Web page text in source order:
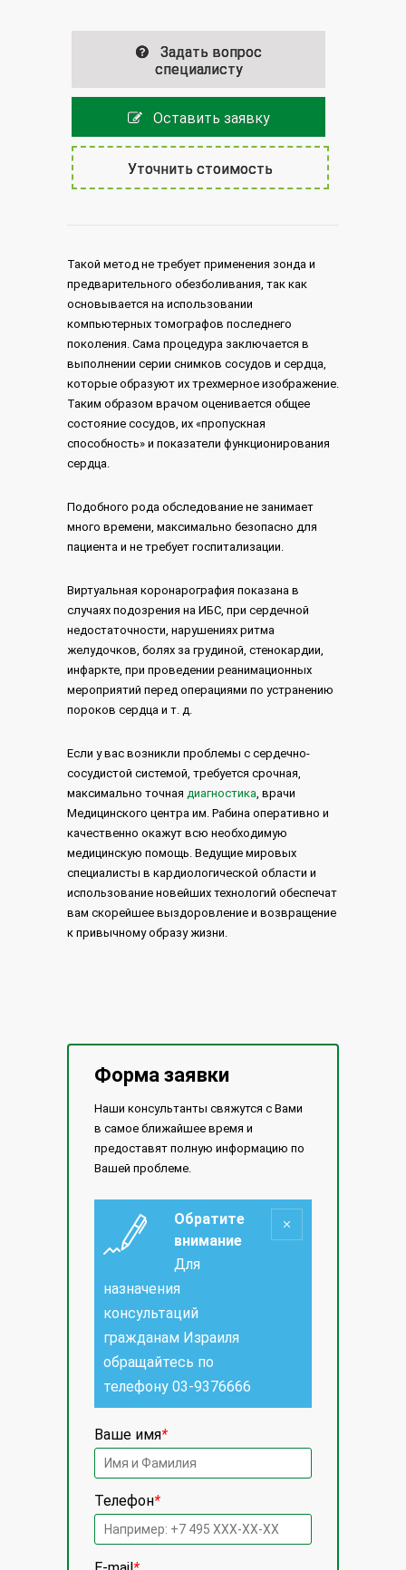
Задать вопрос
специалисту
Оставить заявку
Уточнить стоимость
Такой метод не требует применения зонда и
предварительного обезболивания, так как
основывается на использовании
компьютерных томографов последнего
поколения. Сама процедура заключается в
выполнении серии снимков сосудов и сердца,
которые образуют их трехмерное изображение.
Таким образом врачом оценивается общее
состояние сосудов, их «пропускная
способность» и показатели функционирования
сердца.
Подобного рода обследование не занимает
много времени, максимально безопасно для
пациента и не требует госпитализации.
Виртуальная коронарография показана в
случаях подозрения на ИБС, при сердечной
недостаточности, нарушениях ритма
желудочков, болях за грудиной, стенокардии,
инфаркте, при проведении реанимационных
мероприятий перед операциями по устранению
пороков сердца и т. д.
Если у вас возникли проблемы с сердечно-
сосудистой системой, требуется срочная,
максимально точная диагностика, врачи
Медицинского центра им. Рабина оперативно и
качественно окажут всю необходимую
медицинскую помощь. Ведущие мировых
специалисты в кардиологической области и
использование новейших технологий обеспечат
вам скорейшее выздоровление и возвращение
к привычному образу жизни.
Форма заявки
Наши консультанты свяжутся с Вами
в самое ближайшее время и
предоставят полную информацию по
Вашей проблеме.
Обратите
внимание
Для
назначения
консультаций
гражданам Израиля
обращайтесь по
телефону 03-9376666
Ваше имя*
Телефон*